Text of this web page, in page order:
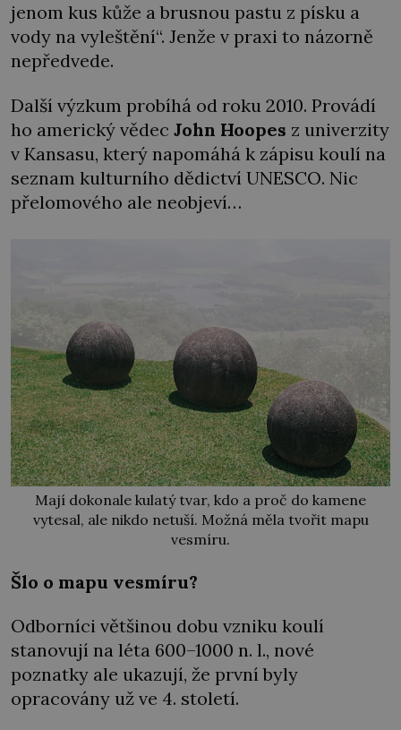
jenom kus kůže a brusnou pastu z písku a
vody na vyleštění“. Jenže v praxi to názorně
nepředvede.
Další výzkum probíhá od roku 2010. Provádí
ho americký vědec John Hoopes z univerzity
v Kansasu, který napomáhá k zápisu koulí na
seznam kulturního dědictví UNESCO. Nic
přelomového ale neobjeví…
Mají dokonale kulatý tvar, kdo a proč do kamene
vytesal, ale nikdo netuší. Možná měla tvořit mapu
vesmíru.
Šlo o mapu vesmíru?
Odborníci většinou dobu vzniku koulí
stanovují na léta 600–1000 n. l., nové
poznatky ale ukazují, že první byly
opracovány už ve 4. století.